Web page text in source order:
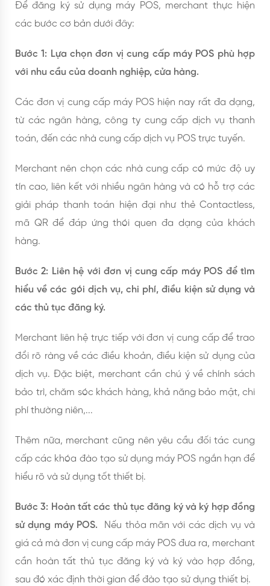
Để đăng ký sử dụng máy POS, merchant thực hiện
các bước cơ bản dưới đây:
Bước 1: Lựa chọn đơn vị cung cấp máy POS phù hợp
với nhu cầu của doanh nghiệp, cửa hàng.
Các đơn vị cung cấp máy POS hiện nay rất đa dạng,
từ các ngân hàng, công ty cung cấp dịch vụ thanh
toán, đến các nhà cung cấp dịch vụ POS trực tuyến.
Merchant nên chọn các nhà cung cấp có mức độ uy
tín cao, liên kết với nhiều ngân hàng và có hỗ trợ các
giải pháp thanh toán hiện đại như thẻ Contactless,
mã QR để đáp ứng thói quen đa dạng của khách
hàng.
Bước 2: Liên hệ với đơn vị cung cấp máy POS để tìm
hiểu về các gói dịch vụ, chi phí, điều kiện sử dụng và
các thủ tục đăng ký.
Merchant liên hệ trực tiếp với đơn vị cung cấp để trao
đổi rõ ràng về các điều khoản, điều kiện sử dụng của
dịch vụ. Đặc biệt, merchant cần chú ý về chính sách
bảo trì, chăm sóc khách hàng, khả năng bảo mật, chi
phí thường niên,...
Thêm nữa, merchant cũng nên yêu cầu đối tác cung
cấp các khóa đào tạo sử dụng máy POS ngắn hạn để
hiểu rõ và sử dụng tốt thiết bị.
Bước 3: Hoàn tất các thủ tục đăng ký và ký hợp đồng
sử dụng máy POS.
Nếu thỏa mãn với các dịch vụ và
giá cả mà đơn vị cung cấp máy POS đưa ra, merchant
cần hoàn tất thủ tục đăng ký và ký vào hợp đồng,
sau đó xác định thời gian để đào tạo sử dụng thiết bị.